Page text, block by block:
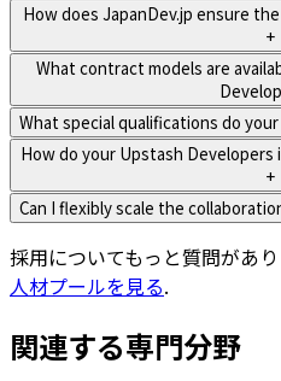
How does JapanDev.jp ensure
+
What contract models are
What special qualifications do
How do your Upstash
+
Can I flexibly scale the
採用についてもっと質問があ
人材プールを見る.
関連する専門分野